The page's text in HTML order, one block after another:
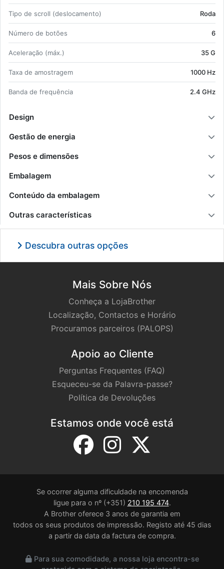
Tipo de scroll (des­lo­ca­mento) Roda
Nú­mero de bo­tões 6
Ace­le­ração (máx.) 35 G
Taxa de amos­tragem 1000 Hz
Banda de frequência 2.4 GHz
Design
Gestão de energia
Pesos e dimensões
Embalagem
Conteúdo da embalagem
Outras características
Descubra outras opções
Mais Sobre Nós
Conheça a LojaBrother
Localização, Contactos e Horário
Procuramos parceiros (PALOPS)
Apoio ao Cliente
Perguntas Frequentes (FAQ)
Esqueceu-se da Palavra-passe?
Política de Devoluções
Estamos onde você está
Se ocorrer alguma dificuldade na encomenda
ligue para o nº (+351) 210 195 474.
A Brother oferece 3 anos de garantia em
todos os seus produtos de impressão. Registo até 45 dias
a partir da data da factura de compra.
Para sua comodidade, a nossa loja encontra-se